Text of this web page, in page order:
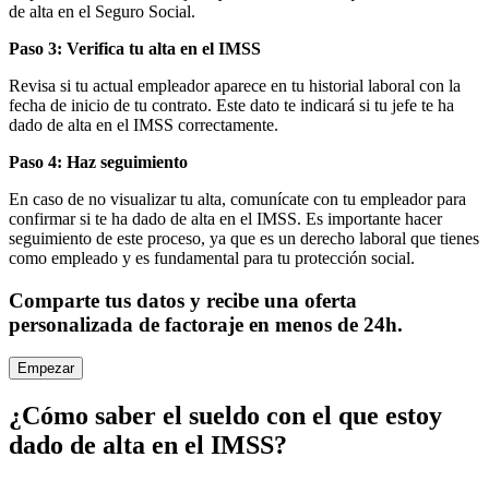
de alta en el Seguro Social.
Paso 3: Verifica tu alta en el IMSS
Revisa si tu actual empleador aparece en tu historial laboral con la
fecha de inicio de tu contrato. Este dato te indicará si tu jefe te ha
dado de alta en el IMSS correctamente.
Paso 4: Haz seguimiento
En caso de no visualizar tu alta, comunícate con tu empleador para
confirmar si te ha dado de alta en el IMSS. Es importante hacer
seguimiento de este proceso, ya que es un derecho laboral que tienes
como empleado y es fundamental para tu protección social.
Comparte tus datos y recibe una oferta
personalizada de factoraje en menos de 24h.
Empezar
¿Cómo saber el sueldo con el que estoy
dado de alta en el IMSS?